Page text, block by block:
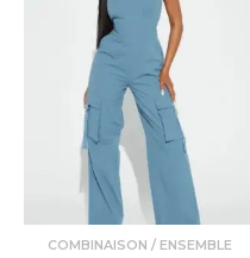
COMBINAISON / ENSEMBLE